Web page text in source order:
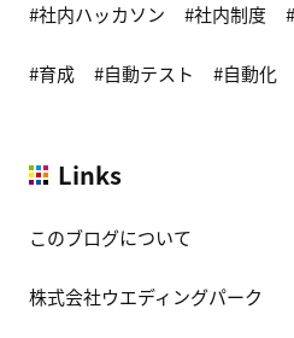
社内ハッカソン 社内制度
育成 自動テスト 自動化
Links
このブログについて
株式会社ウエディングパーク